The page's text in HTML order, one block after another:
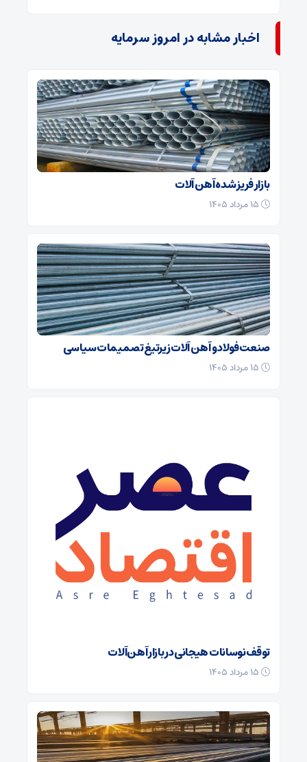
اخبار مشابه در امروز سرمایه
بازار فریز شده آهن آلات
صنعت فولاد و آهن آلات زیر‌تیغ تصمیمات سیاسی
توقف نوسانات هیجانی در بازار آهن‌آلات